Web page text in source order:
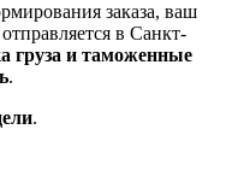
заказа, ваш
в Санкт-
груза и таможенные
.
.